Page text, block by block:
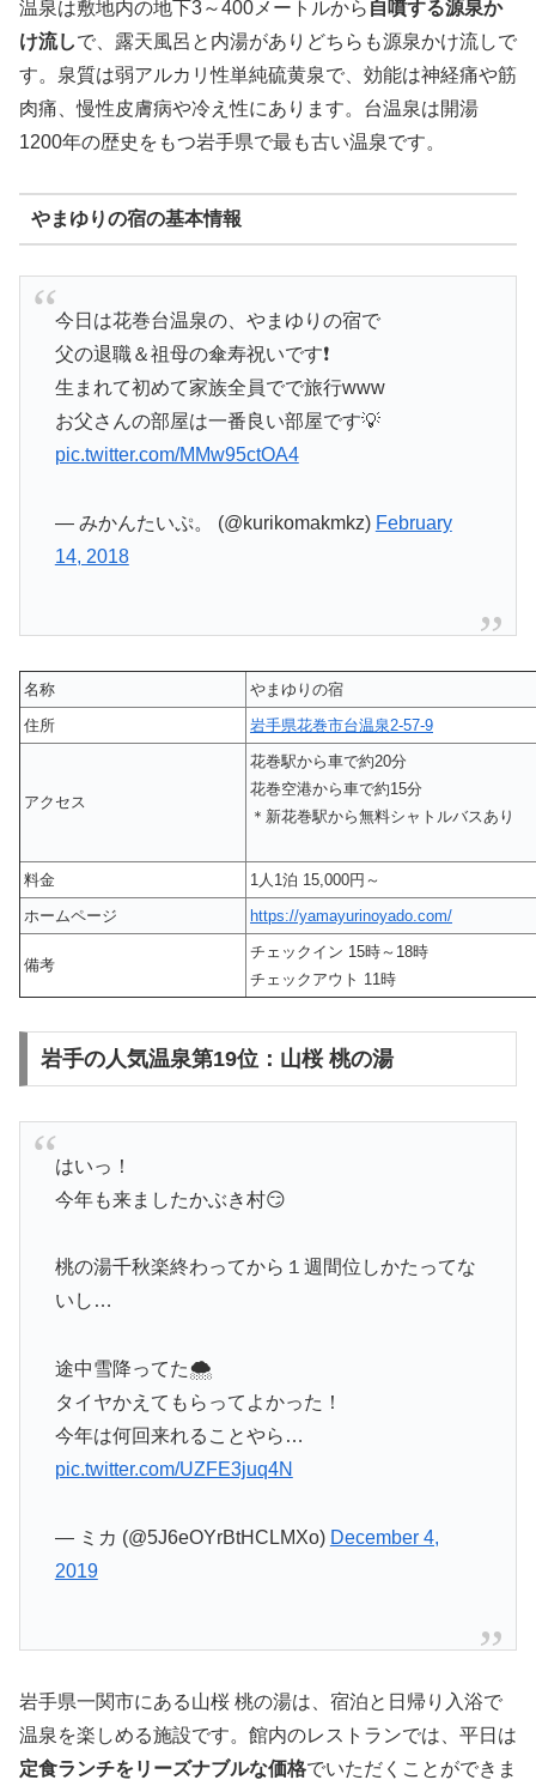
温泉は敷地内の地下3～400メートルから 自噴する源泉か
け流しで、露天風呂と内湯がありどちらも源泉かけ流しで
す。泉質は弱アルカリ性単純硫黄泉で、効能は神経痛や筋
肉痛、慢性皮膚病や冷え性にあります。台温泉は開湯
1200年の歴史をもつ岩手県で最も古い温泉です。
やまゆりの宿の基本情報
今日は花巻台温泉の、やまゆりの宿で
父の退職＆祖母の傘寿祝いです❗️
生まれて初めて家族全員でで旅行www
お父さんの部屋は一番良い部屋です💡
pic.twitter.com/MMw95ctOA4
— みかんたいぷ。 (@kurikomakmkz) February
14, 2018
名称
やまゆりの宿
住所
岩手県花巻市台温泉2-57-9
アクセス
花巻駅から車で約20分
花巻空港から車で約15分
＊新花巻駅から無料シャトルバスあり
料金
1人1泊 15,000円～
ホームページ
https://yamayurinoyado.com/
備考
チェックイン 15時～18時
チェックアウト 11時
岩手の人気温泉第19位：山桜 桃の湯
はいっ！
今年も来ましたかぶき村😏
桃の湯千秋楽終わってから１週間位しかたってな
いし…
途中雪降ってた🌨️
タイヤかえてもらってよかった！
今年は何回来れることやら…
pic.twitter.com/UZFE3juq4N
— ミカ (@5J6eOYrBtHCLMXo) December 4,
2019
岩手県一関市にある山桜 桃の湯は、宿泊と日帰り入浴で
温泉を楽しめる施設です。館内のレストランでは、平日は
定食ランチをリーズナブルな価格でいただくことができま